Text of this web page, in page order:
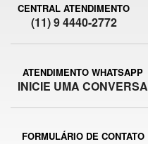
CENTRAL ATENDIMENTO
(11) 9 4440-2772
ATENDIMENTO WHATSAPP
INICIE UMA CONVERSA
FORMULÁRIO DE CONTATO